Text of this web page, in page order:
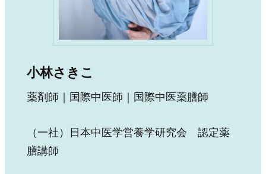
小林さきこ
薬剤師｜国際中医師｜国際中医薬膳師
（一社）日本中医学営養学研究会 認定薬
膳講師